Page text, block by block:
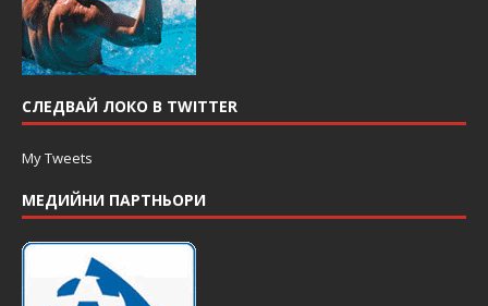
СЛЕДВАЙ ЛОКО В TWITTER
My Tweets
МЕДИЙНИ ПАРТНЬОРИ